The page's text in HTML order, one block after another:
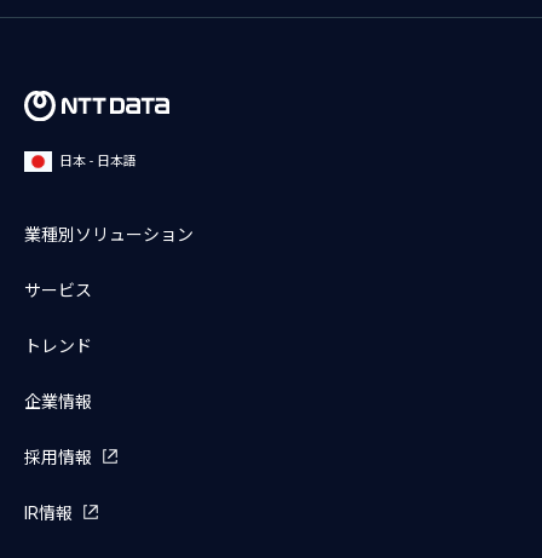
日本 - 日本語
業種別ソリューション
サービス
トレンド
企業情報
採用情報
IR情報